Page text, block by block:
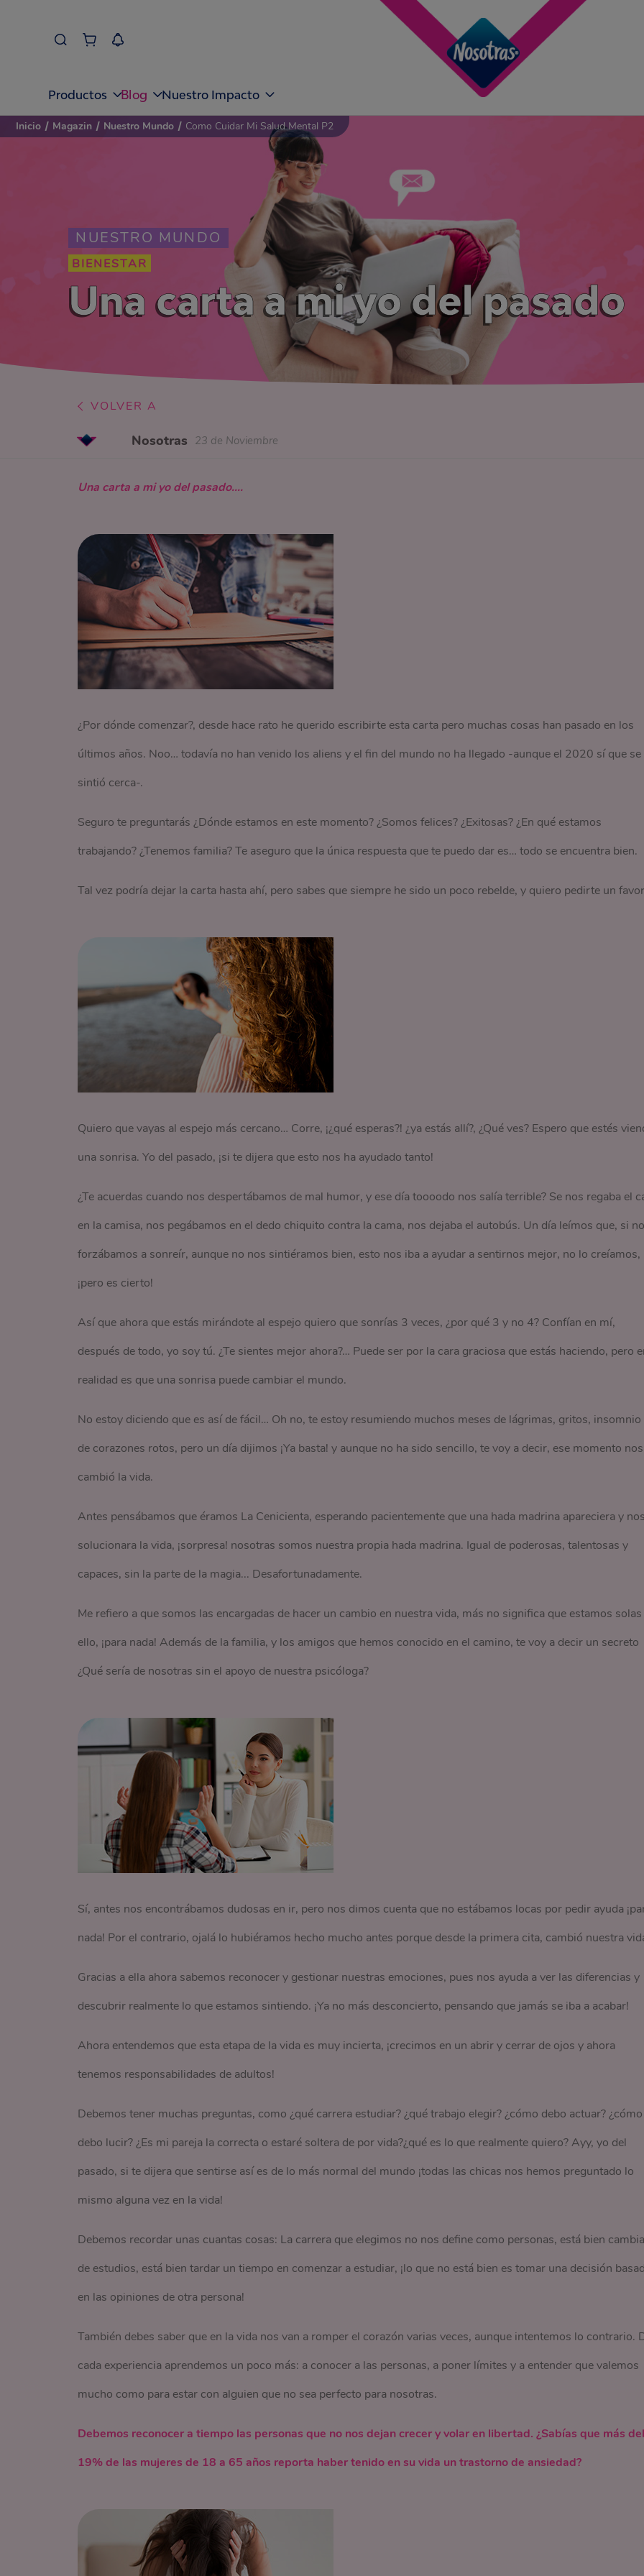
Productos Blog Nuestro Impacto
NUESTRO MUNDO
BIENESTAR
Una carta a mi yo del pasado
Inicio / Magazin / Nuestro Mundo / Como Cuidar Mi Salud Mental P2
VOLVER A
Nosotras 23 de Noviembre
Una carta a mi yo del pasado….
¿Por dónde comenzar?, desde hace rato he querido escribirte esta carta pero muchas cosas han pasado en los
últimos años. Noo… todavía no han venido los aliens y el fin del mundo no ha llegado -aunque el 2020 sí que se
sintió cerca-.
Seguro te preguntarás ¿Dónde estamos en este momento? ¿Somos felices? ¿Exitosas? ¿En qué estamos
trabajando? ¿Tenemos familia? Te aseguro que la única respuesta que te puedo dar es… todo se encuentra bien.
Tal vez podría dejar la carta hasta ahí, pero sabes que siempre he sido un poco rebelde, y quiero pedirte un
Quiero que vayas al espejo más cercano… Corre, ¡¿qué esperas?! ¿ya estás allí?, ¿Qué ves? Espero que estés
una sonrisa. Yo del pasado, ¡si te dijera que esto nos ha ayudado tanto!
¿Te acuerdas cuando nos despertábamos de mal humor, y ese día toooodo nos salía terrible? Se nos regaba el
en la camisa, nos pegábamos en el dedo chiquito contra la cama, nos dejaba el autobús. Un día leímos que, si
forzábamos a sonreír, aunque no nos sintiéramos bien, esto nos iba a ayudar a sentirnos mejor, no lo creíamos,
¡pero es cierto!
Así que ahora que estás mirándote al espejo quiero que sonrías 3 veces, ¿por qué 3 y no 4? Confían en mí,
después de todo, yo soy tú. ¿Te sientes mejor ahora?… Puede ser por la cara graciosa que estás haciendo, pero
realidad es que una sonrisa puede cambiar el mundo.
No estoy diciendo que es así de fácil… Oh no, te estoy resumiendo muchos meses de lágrimas, gritos, insomnio
de corazones rotos, pero un día dijimos ¡Ya basta! y aunque no ha sido sencillo, te voy a decir, ese momento nos
cambió la vida.
Antes pensábamos que éramos La Cenicienta, esperando pacientemente que una hada madrina apareciera y
solucionara la vida, ¡sorpresa! nosotras somos nuestra propia hada madrina. Igual de poderosas, talentosas y
capaces, sin la parte de la magia... Desafortunadamente.
Me refiero a que somos las encargadas de hacer un cambio en nuestra vida, más no significa que estamos solas
ello, ¡para nada! Además de la familia, y los amigos que hemos conocido en el camino, te voy a decir un secreto
¿Qué sería de nosotras sin el apoyo de nuestra psicóloga?
Sí, antes nos encontrábamos dudosas en ir, pero nos dimos cuenta que no estábamos locas por pedir ayuda
nada! Por el contrario, ojalá lo hubiéramos hecho mucho antes porque desde la primera cita, cambió nuestra
Gracias a ella ahora sabemos reconocer y gestionar nuestras emociones, pues nos ayuda a ver las diferencias y
descubrir realmente lo que estamos sintiendo. ¡Ya no más desconcierto, pensando que jamás se iba a acabar!
Ahora entendemos que esta etapa de la vida es muy incierta, ¡crecimos en un abrir y cerrar de ojos y ahora
tenemos responsabilidades de adultos!
Debemos tener muchas preguntas, como ¿qué carrera estudiar? ¿qué trabajo elegir? ¿cómo debo actuar? ¿cómo
debo lucir? ¿Es mi pareja la correcta o estaré soltera de por vida?¿qué es lo que realmente quiero? Ayy, yo del
pasado, si te dijera que sentirse así es de lo más normal del mundo ¡todas las chicas nos hemos preguntado lo
mismo alguna vez en la vida!
Debemos recordar unas cuantas cosas: La carrera que elegimos no nos define como personas, está bien
de estudios, está bien tardar un tiempo en comenzar a estudiar, ¡lo que no está bien es tomar una decisión
en las opiniones de otra persona!
También debes saber que en la vida nos van a romper el corazón varias veces, aunque intentemos lo contrario.
cada experiencia aprendemos un poco más: a conocer a las personas, a poner límites y a entender que valemos
mucho como para estar con alguien que no sea perfecto para nosotras.
Debemos reconocer a tiempo las personas que no nos dejan crecer y volar en libertad. ¿Sabías que más del
19% de las mujeres de 18 a 65 años reporta haber tenido en su vida un trastorno de ansiedad?